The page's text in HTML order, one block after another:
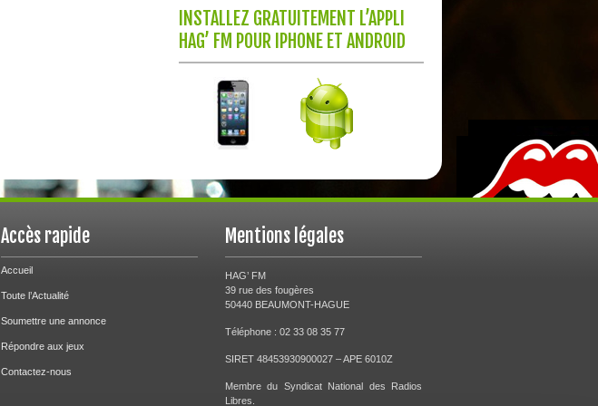
INSTALLEZ GRATUITEMENT L’APPLI
HAG’ FM POUR IPHONE ET ANDROID
Accès rapide
Accueil
Toute l’Actualité
Soumettre une annonce
Répondre aux jeux
Contactez-nous
Mentions légales
HAG’ FM
39 rue des fougères
50440 BEAUMONT-HAGUE
Téléphone : 02 33 08 35 77
SIRET 48453930900027 – APE 6010Z
Membre du Syndicat National des Radios
Libres.